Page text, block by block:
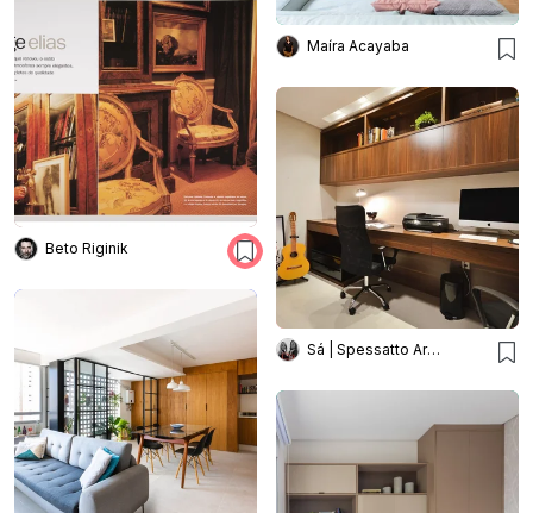
Maíra Acayaba
Beto Riginik
Sá | Spessatto Arquitetura